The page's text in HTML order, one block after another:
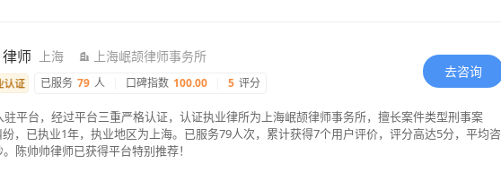
律师 上海 上海岷颉律师事务所
已服务 79 人 口碑指数 100.00 5 评分
去咨询
驻平台，经过平台三重严格认证，认证执业律所为上海岷颉律师事务所，擅长案件类型刑事案
，已执业1年，执业地区为上海。已服务79人次，累计获得7个用户评价，评分高达5分，平均咨
陈帅帅律师已获得平台特别推荐！